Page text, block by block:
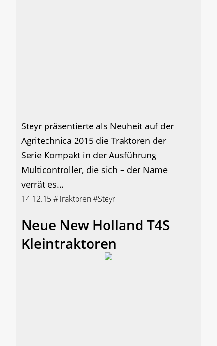
Steyr präsentierte als Neuheit auf der
Agritechnica 2015 die Traktoren der
Serie Kompakt in der Ausführung
Multicontroller, die sich – der Name
verrät es...
14.12.15#Traktoren#Steyr
Neue New Holland T4S
Kleintraktoren